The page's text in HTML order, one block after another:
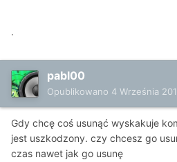
.
pabl00
Opublikowano 4 Września
Gdy chcę coś usunąć wyskakuje
jest uszkodzony. czy chcesz go
czas nawet jak go usunę